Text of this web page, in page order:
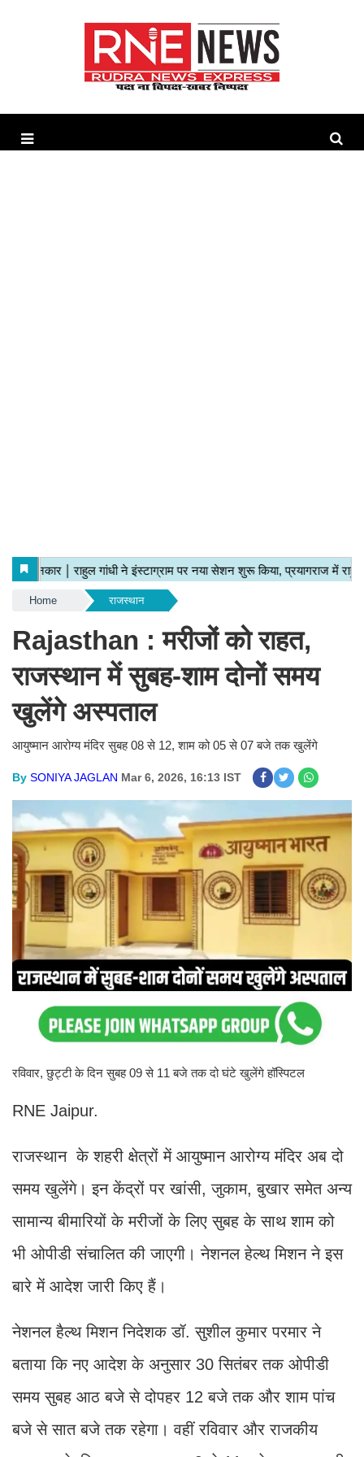
Home राजस्थान
Rajasthan : मरीजों को राहत,
राजस्थान में सुबह-शाम दोनों समय
खुलेंगे अस्पताल
आयुष्मान आरोग्य मंदिर सुबह 08 से 12, शाम को 05 से 07 बजे तक खुलेंगे
By SONIYA JAGLAN Mar 6, 2026, 16:13 IST
रविवार, छुट्टी के दिन सुबह 09 से 11 बजे तक दो घंटे खुलेंगे हॉस्पिटल
RNE Jaipur.
राजस्थान के शहरी क्षेत्रों में आयुष्मान आरोग्य मंदिर अब दो
समय खुलेंगे। इन केंद्रों पर खांसी, जुकाम, बुखार समेत अन्य
सामान्य बीमारियों के मरीजों के लिए सुबह के साथ शाम को
भी ओपीडी संचालित की जाएगी। नेशनल हेल्थ मिशन ने इस
बारे में आदेश जारी किए हैं।
नेशनल हैल्थ मिशन निदेशक डॉ. सुशील कुमार परमार ने
बताया कि नए आदेश के अनुसार 30 सितंबर तक ओपीडी
समय सुबह आठ बजे से दोपहर 12 बजे तक और शाम पांच
बजे से सात बजे तक रहेगा। वहीं रविवार और राजकीय